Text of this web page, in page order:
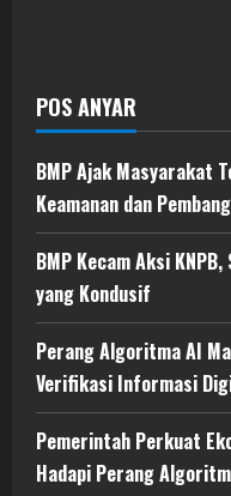
POS ANYAR
BMP Ajak Masyarakat
Keamanan dan
BMP Kecam Aksi
yang Kondusif
Perang Algoritma AI
Verifikasi Informasi
Pemerintah Perkuat
Hadapi Perang